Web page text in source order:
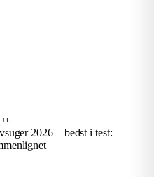
JUL
2026 – bedst i test: